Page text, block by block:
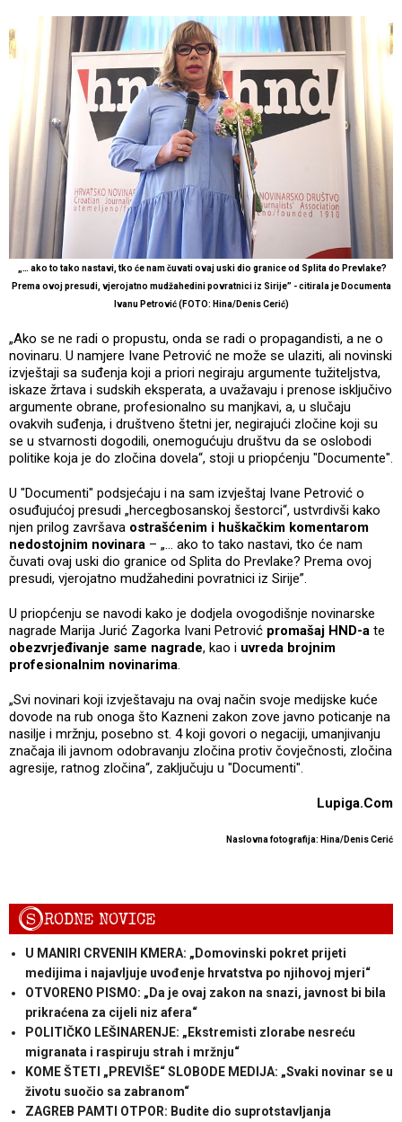
„… ako to tako nastavi, tko će nam čuvati ovaj uski dio granice od Splita do Prevlake?
Prema ovoj presudi, vjerojatno mudžahedini povratnici iz Sirije” - citirala je Documenta
Ivanu Petrović (FOTO: Hina/Denis Cerić)
„Ako se ne radi o propustu, onda se radi o propagandisti, a ne o
novinaru. U namjere Ivane Petrović ne može se ulaziti, ali novinski
izvještaji sa suđenja koji a priori negiraju argumente tužiteljstva,
iskaze žrtava i sudskih eksperata, a uvažavaju i prenose isključivo
argumente obrane, profesionalno su manjkavi, a, u slučaju
ovakvih suđenja, i društveno štetni jer, negirajući zločine koji su
se u stvarnosti dogodili, onemogućuju društvu da se oslobodi
politike koja je do zločina dovela“, stoji u priopćenju "Documente".
U "Documenti" podsjećaju i na sam izvještaj Ivane Petrović o
osuđujućoj presudi „hercegbosanskoj šestorci“, ustvrdivši kako
njen prilog završava ostrašćenim i huškačkim komentarom
nedostojnim novinara – „… ako to tako nastavi, tko će nam
čuvati ovaj uski dio granice od Splita do Prevlake? Prema ovoj
presudi, vjerojatno mudžahedini povratnici iz Sirije”.
U priopćenju se navodi kako je dodjela ovogodišnje novinarske
nagrade Marija Jurić Zagorka Ivani Petrović promašaj HND-a te
obezvrjeđivanje same nagrade, kao i uvreda brojnim
profesionalnim novinarima.
„Svi novinari koji izvještavaju na ovaj način svoje medijske kuće
dovode na rub onoga što Kazneni zakon zove javno poticanje na
nasilje i mržnju, posebno st. 4 koji govori o negaciji, umanjivanju
značaja ili javnom odobravanju zločina protiv čovječnosti, zločina
agresije, ratnog zločina“, zaključuju u "Documenti".
Lupiga.Com
Naslovna fotografija: Hina/Denis Cerić
SRODNE NOVICE
U MANIRI CRVENIH KMERA: „Domovinski pokret prijeti
medijima i najavljuje uvođenje hrvatstva po njihovoj mjeri“
OTVORENO PISMO: „Da je ovaj zakon na snazi, javnost bi bila
prikraćena za cijeli niz afera“
POLITIČKO LEŠINARENJE: „Ekstremisti zlorabe nesreću
migranata i raspiruju strah i mržnju“
KOME ŠTETI „PREVIŠE“ SLOBODE MEDIJA: „Svaki novinar se u
životu suočio sa zabranom“
ZAGREB PAMTI OTPOR: Budite dio suprotstavljanja